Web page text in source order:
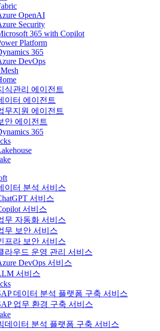
OpenAI
Security
365 with Copilot
Platform
365
DevOps
식관리 에이전트
이터 에이전트
무지원 에이전트
안 에이전트
365
이터 분석 서비스
서비스
서비스
무 자동화 서비스
무 보안 서비스
프라 보안 서비스
라우드 운영 관리 서비스
DevOps 서비스
서비스
데이터 분석 플랫폼 구축 서비스
업무 환경 구축 서비스
데이터 분석 플랫폼 구축 서비스